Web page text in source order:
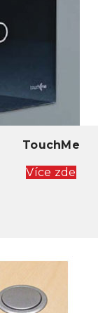
TouchMe
Více zde